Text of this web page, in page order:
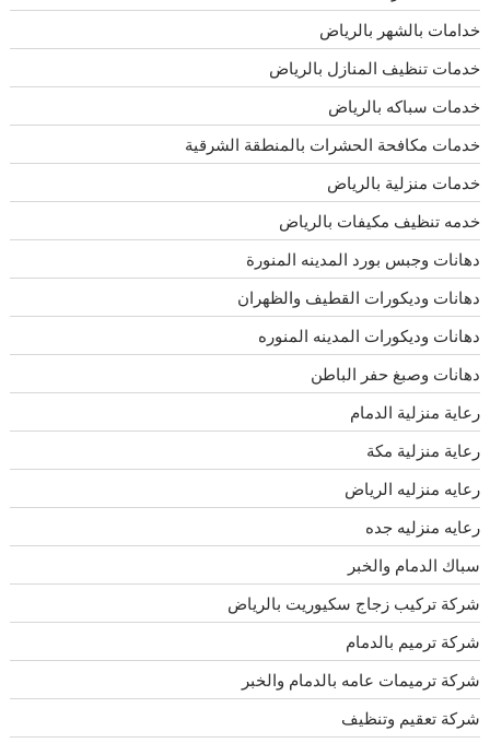
خدامات بالشهر بالرياض
خدمات تنظيف المنازل بالرياض
خدمات سباكه بالرياض
خدمات مكافحة الحشرات بالمنطقة الشرقية
خدمات منزلية بالرياض
خدمه تنظيف مكيفات بالرياض
دهانات وجبس بورد المدينه المنورة
دهانات وديكورات القطيف والظهران
دهانات وديكورات المدينه المنوره
دهانات وصبغ حفر الباطن
رعاية منزلية الدمام
رعاية منزلية مكة
رعايه منزليه الرياض
رعايه منزليه جده
سباك الدمام والخبر
شركة تركيب زجاج سكيوريت بالرياض
شركة ترميم بالدمام
شركة ترميمات عامه بالدمام والخبر
شركة تعقيم وتنظيف